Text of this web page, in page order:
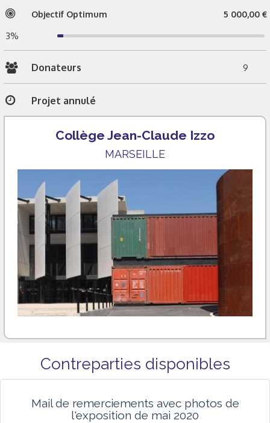
Objectif Optimum 5 000,00 €
3%
Donateurs 9
Projet annulé
Collège Jean-Claude Izzo
MARSEILLE
Contreparties disponibles
Mail de remerciements avec photos de
l'exposition de mai 2020